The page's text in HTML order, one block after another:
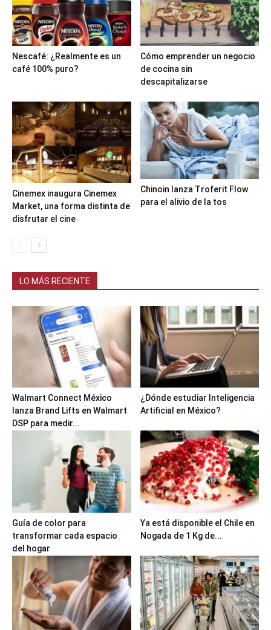
Nescafé: ¿Realmente es un
café 100% puro?
Cómo emprender un negocio
de cocina sin
descapitalizarse
Cinemex inaugura Cinemex
Market, una forma distinta de
disfrutar el cine
Chinoin lanza Troferit Flow
para el alivio de la tos
LO MÁS RECIENTE
Walmart Connect México
lanza Brand Lifts en Walmart
DSP para medir...
¿Dónde estudiar Inteligencia
Artificial en México?
Guía de color para
transformar cada espacio
del hogar
Ya está disponible el Chile en
Nogada de 1 Kg de...